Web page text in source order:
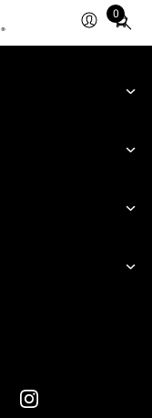
0
Total
items
cart: